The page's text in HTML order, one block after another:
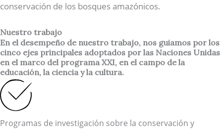
conservación de los bosques amazónicos.
Nuestro trabajo
En el desempeño de nuestro trabajo, nos guiamos por los
cinco ejes principales adoptados por las Naciones Unidas
en el marco del programa XXI, en el campo de la
educación, la ciencia y la cultura.
Programas de investigación sobre la conservación y